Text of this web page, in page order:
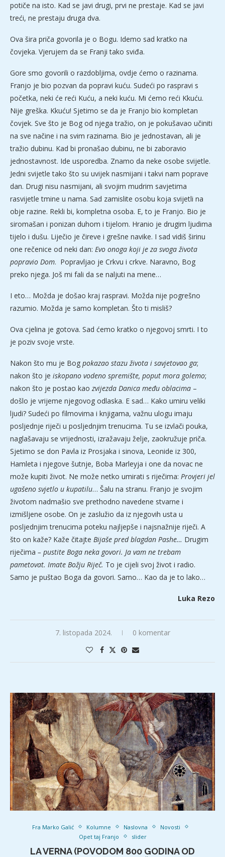
potiče na isto. Kad se javi drugi, prvi ne prestaje. Kad se javi
treći, ne prestaju druga dva.
Ova šira priča govorila je o Bogu. Idemo sad kratko na
čovjeka. Vjerujem da se Franji tako sviđa.
Gore smo govorili o razdobljima, ovdje ćemo o razinama.
Franjo je bio pozvan da popravi kuću. Sudeći po raspravi s
početka, neki će reći Kuću, a neki kuću. Mi ćemo reći Kkuću.
Nije greška. Kkuću! Sjetimo se da je Franjo bio kompletan
čovjek. Sve što je Bog od njega tražio, on je pokušavao učiniti
na sve načine i na svim razinama. Bio je jednostavan, ali je
tražio dubinu. Kad bi pronašao dubinu, ne bi zaboravio
jednostavnost. Ide usporedba. Znamo da neke osobe svijetle.
Jedni svijetle tako što su uvijek nasmijani i takvi nam poprave
dan. Drugi nisu nasmijani, ali svojim mudrim savjetima
rasvijetle tmine u nama. Sad zamislite osobu koja svijetli na
obje razine. Rekli bi, kompletna osoba. E, to je Franjo. Bio je
siromašan i ponizan duhom i tijelom. Hranio je drugim ljudima
tijelo i dušu. Liječio je čireve i grešne navike. I sad vidiš širinu
one rečenice od neki dan: Evo onoga koji je za svoga života
popravio Dom. Popravljao je Crkvu i crkve. Naravno, Bog
preko njega. Još mi fali da se naljuti na mene…
I eto… Možda je došao kraj raspravi. Možda nije pogrešno
razumio. Možda je samo kompletan. Što ti misliš?
Ova cjelina je gotova. Sad ćemo kratko o njegovoj smrti. I to
je poziv svoje vrste.
Nakon što mu je Bog pokazao stazu života i savjetovao ga;
nakon što je iskopano vodeno spremište, poput mora golemo;
nakon što je postao kaozvijezda Danica među oblacima –
došlo je vrijeme njegovog odlaska. E sad… Kako umiru veliki
ljudi? Sudeći po filmovima i knjigama, važnu ulogu imaju
posljednje riječi u posljednjim trenucima. Tu se izvlači pouka,
naglašavaju se vrijednosti, izražavaju želje, zaokružuje priča.
Sjetimo se don Pavla iz Prosjaka i sinova, Leonide iz 300,
Hamleta i njegove šutnje, Boba Marleyja i one da novac ne
može kupiti život. Ne može netko umirati s riječima: Provjeri jel
ugašeno svjetlo u kupatilu… Šalu na stranu. Franjo je svojim
životom nadmašio sve prethodno navedene stvarne i
izmišljene osobe. On je zaslužio da iz njegovih usta u
posljednjim trenucima poteku najljepše i najsnažnije riječi. A
što on kaže? Kaže čitajte Bijaše pred blagdan Pashe… Drugim
riječima – pustite Boga neka govori. Ja vam ne trebam
pametovat. Imate Božju Riječ. To je cijeli svoj život i radio.
Samo je puštao Boga da govori. Samo… Kao da je to lako…
Luka Rezo
7. listopada 2024. 0 komentar
Fra Marko Galić Kolumne Naslovna
Novosti
Opet taj Franjo
slider
LA VERNA (POVODOM 800 GODINA OD